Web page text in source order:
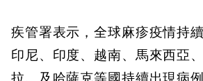
疾管署表示，全球麻疹疫情持
印尼、印度、越南、馬來西亞